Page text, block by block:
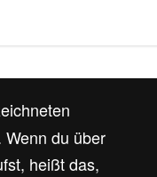
du über
heißt das,